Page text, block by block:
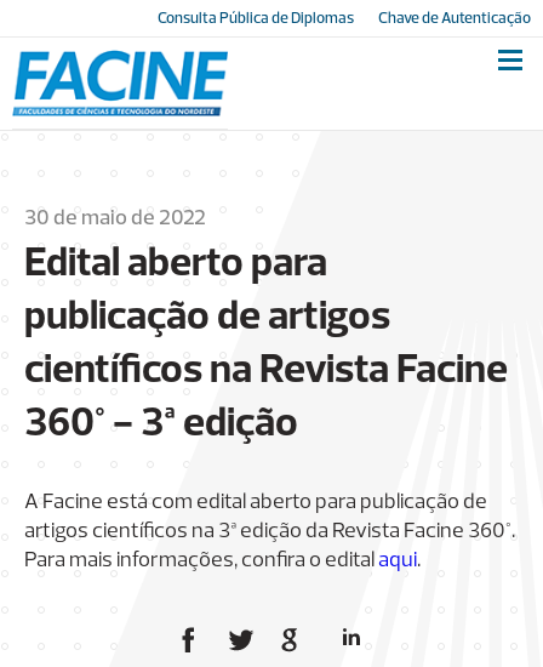
Consulta Pública de Diplomas Chave de Autenticação
30 de maio de 2022
Edital aberto para
publicação de artigos
científicos na Revista Facine
360° - 3ª edição
A Facine está com edital aberto para publicação de
artigos científicos na 3ª edição da Revista Facine 360°.
Para mais informações, confira o edital aqui.